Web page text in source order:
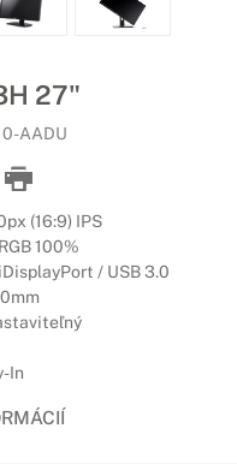
27"
AADU
(16:9) IPS
100%
/ USB 3.0
In